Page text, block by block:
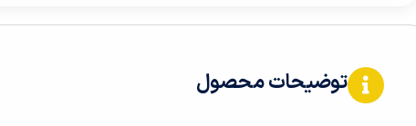
توضیحات محصول